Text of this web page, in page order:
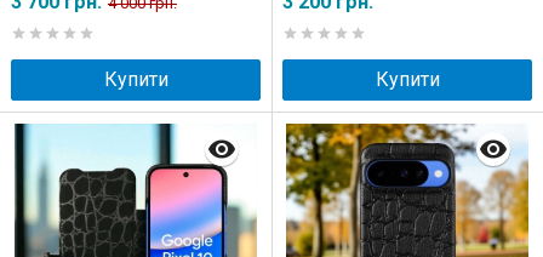
Купити Купити